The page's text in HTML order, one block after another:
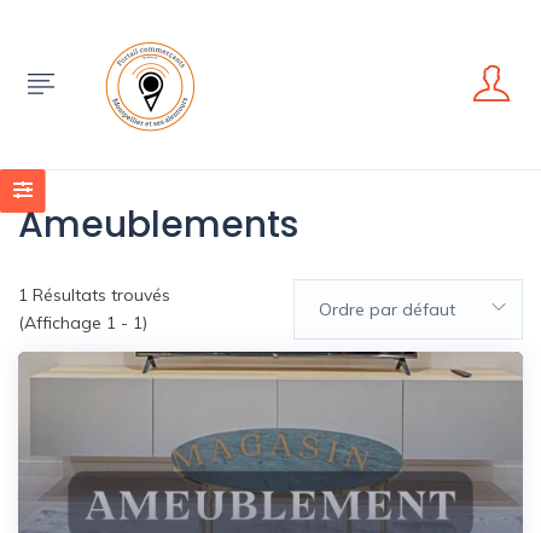
Ameublements
1 Résultats trouvés
(Affichage 1 - 1)
Ordre par défaut